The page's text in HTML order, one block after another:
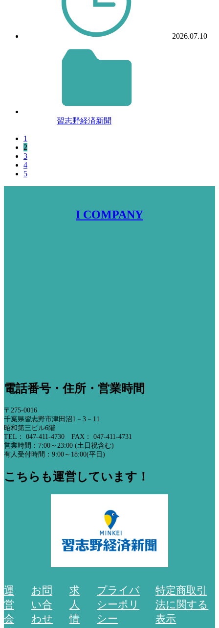
2026.07.10
習志野経済新聞
1
2
3
4
5
I COMPANY
電話番号・住所・営業時間
〒275-0016
千葉県習志野市津田沼1－3－11
昭和第三ビル6階
TEL： 047-411-4730 FAX： 047-411-4731
営業時間：7:00～23:00 (土日祝含む)
有人受付時間：9:00～18:00(平日)
こちらも運営しています！
運
営
会
お問
い合
わせ
求
人
情
プライバ
シーポリ
シー
特定商取引
法に関する
表示